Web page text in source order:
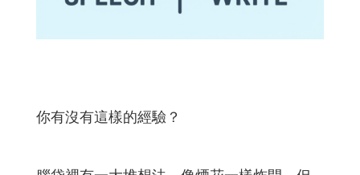
你有沒有這樣的經驗？